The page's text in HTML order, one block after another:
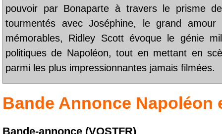
pouvoir par Bonaparte à travers le prisme
tourmentés avec Joséphine, le grand
mémorables, Ridley Scott évoque le génie
politiques de Napoléon, tout en mettant en
parmi les plus impressionnantes jamais filmées.
Bande Annonce Napoléon
Bande-annonce (VOSTFR)